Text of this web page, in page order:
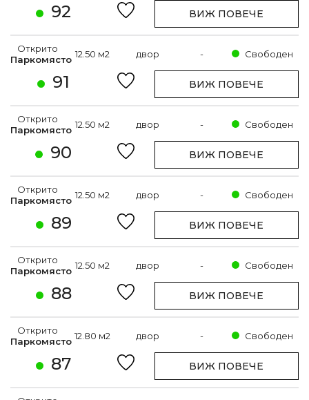
92 ВИЖ ПОВЕЧЕ
91
Открито
Паркомясто 12.50 м2 двор - Свободен
ВИЖ ПОВЕЧЕ
90
Открито
Паркомясто 12.50 м2 двор - Свободен
ВИЖ ПОВЕЧЕ
89
Открито
Паркомясто 12.50 м2 двор - Свободен
ВИЖ ПОВЕЧЕ
88
Открито
Паркомясто 12.50 м2 двор - Свободен
ВИЖ ПОВЕЧЕ
87
Открито
Паркомясто 12.80 м2 двор - Свободен
ВИЖ ПОВЕЧЕ